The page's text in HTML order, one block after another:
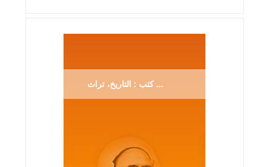
كتب : التاريخ، تراث ...